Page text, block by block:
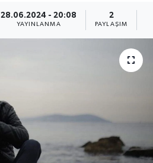
28.06.2024 - 20:08
YAYINLANMA
2
PAYLAŞIM